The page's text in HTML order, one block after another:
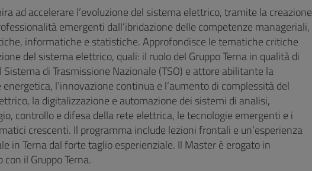
ad accelerare l’evoluzione del sistema elettrico, tramite la creazione
emergenti dall’ibridazione delle competenze manageriali,
informatiche e statistiche. Approfondisce le tematiche critiche
del sistema elettrico, quali: il ruolo del Gruppo Terna in qualità di
Sistema di Trasmissione Nazionale (TSO) e attore abilitante la
l’innovazione continua e l’aumento di complessità del
la digitalizzazione e automazione dei sistemi di analisi,
controllo e difesa della rete elettrica, le tecnologie emergenti e i
crescenti. Il programma include lezioni frontali e un’esperienza
in Terna dal forte taglio esperienziale. Il Master è erogato in
il Gruppo Terna.